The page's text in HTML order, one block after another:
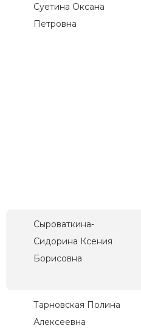
Суетина Оксана
Петровна
Сыроваткина-
Сидорина Ксения
Борисовна
Тарновская Полина
Алексеевна